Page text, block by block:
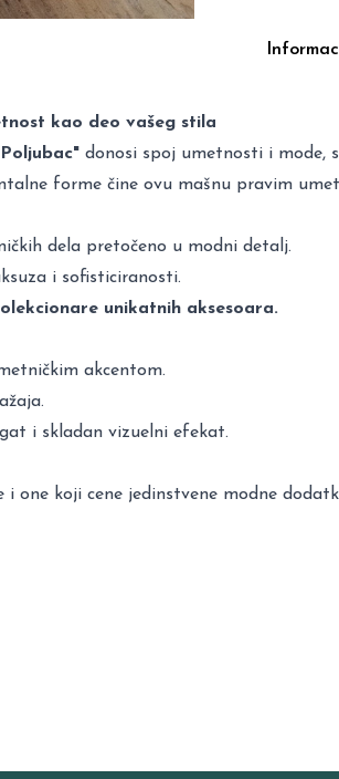
kao deo vašeg stila
donosi spoj umetnosti i mode,
forme čine ovu mašnu pravim
dela pretočeno u modni detalj.
i sofisticiranosti.
unikatnih aksesoara.
akcentom.
i skladan vizuelni efekat.
one koji cene jedinstvene modne